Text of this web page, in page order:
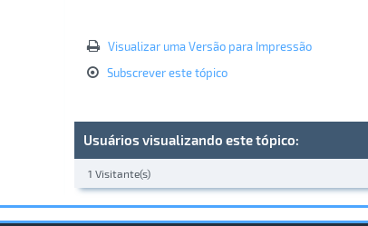
Visualizar uma Versão para Impressão
Subscrever este tópico
Usuários visualizando este tópico:
1 Visitante(s)